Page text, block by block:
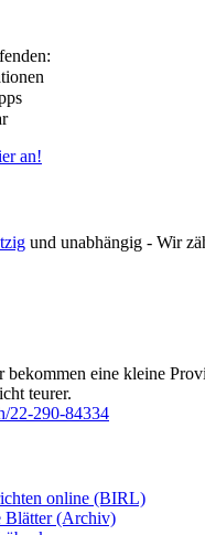
an!
und unabhängig - Wir
eine kleine
teurer.
22-290-84334
online (BIRL)
Blätter (Archiv)